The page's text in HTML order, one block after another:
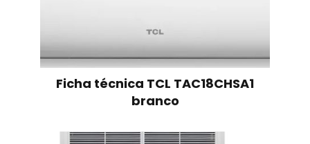
Ficha técnica TCL TAC18CHSA1
branco